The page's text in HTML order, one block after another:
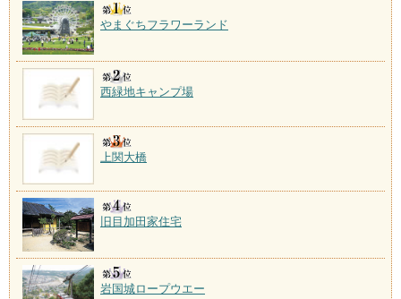
やまぐちフラワーランド
西緑地キャンプ場
上関大橋
旧目加田家住宅
岩国城ロープウエー